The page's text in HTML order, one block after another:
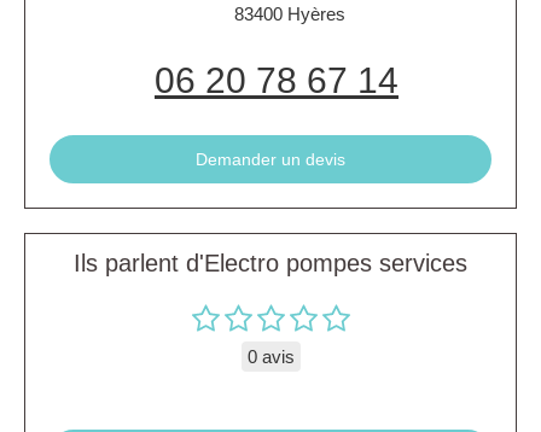
83400 Hyères
06 20 78 67 14
Demander un devis
Ils parlent d'Electro pompes services
0 avis